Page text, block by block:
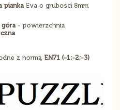
piankaEva o grubości 8mm
góra- powierzchnia
z normą EN71 (-1;-2;-3)